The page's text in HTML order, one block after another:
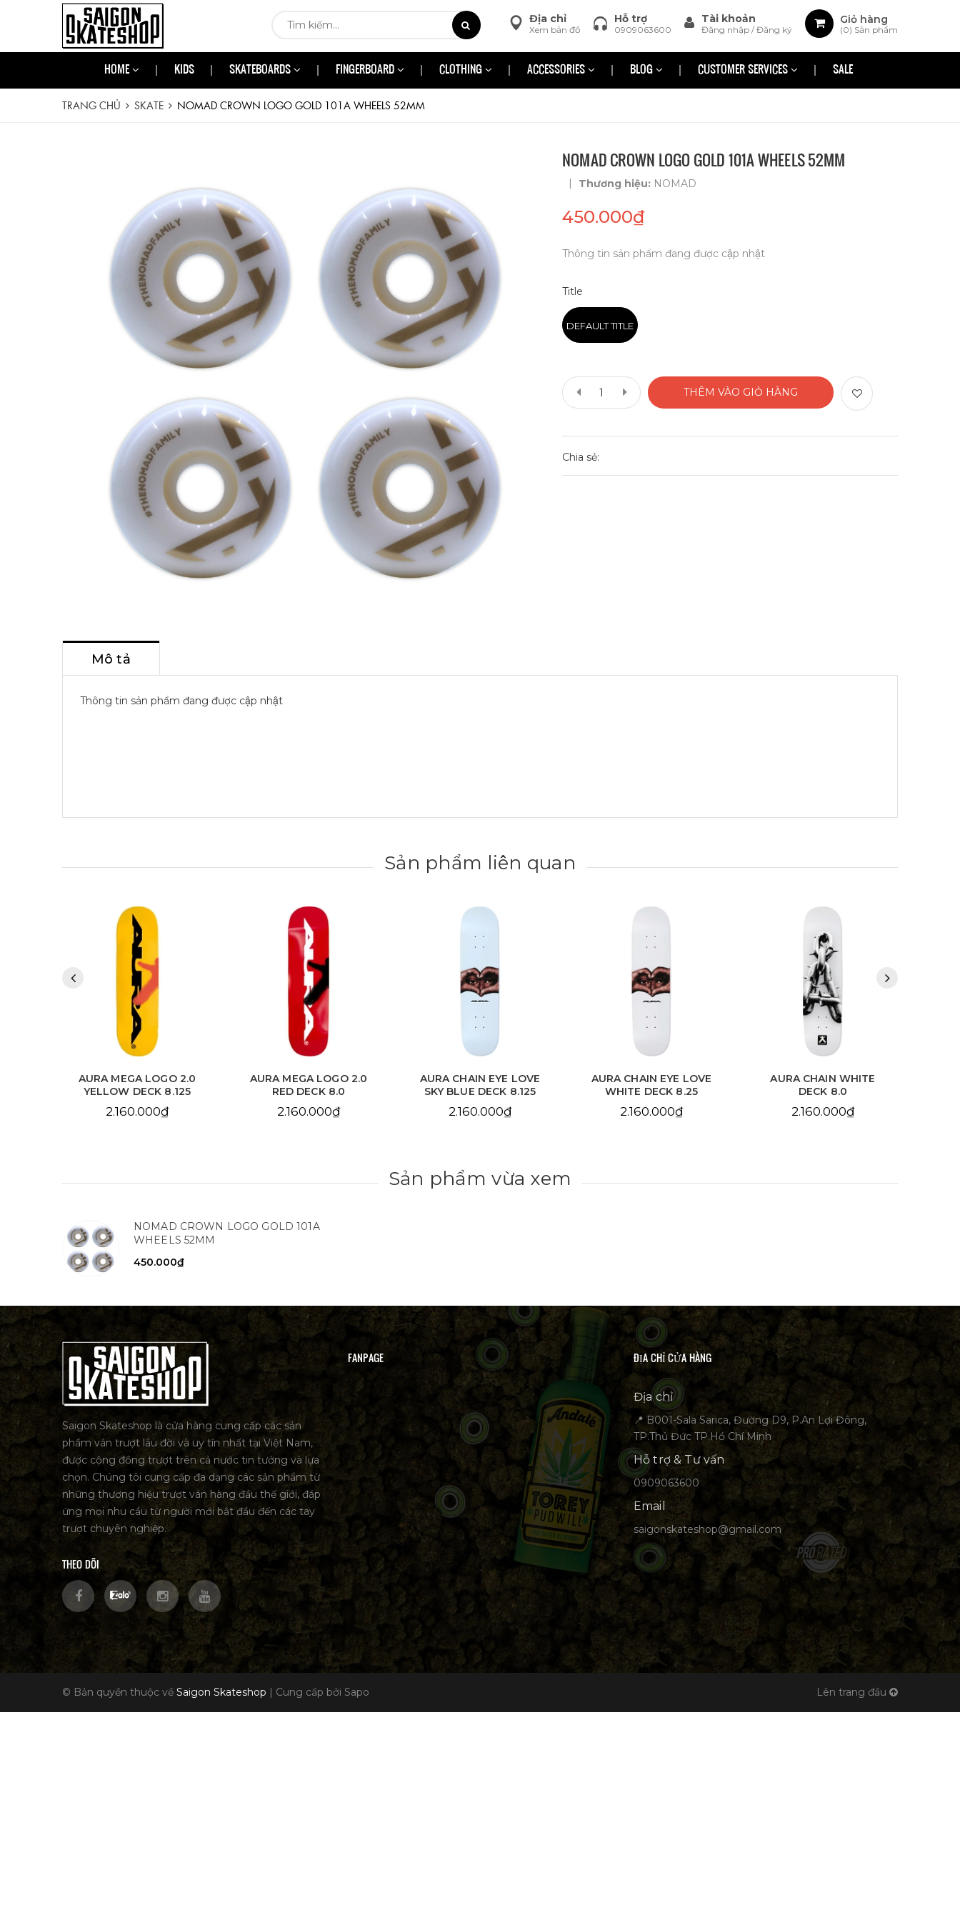
Giỏ hàng
(0) Sản phẩm
Tài khoản
Đăng nhập /Đăng ký
Hỗ trợ
0909063600
Địa chỉ
Xem bản đồ
HOME KIDS SKATEBOARDS FINGERBOARD CLOTHING ACCESSORIES BLOG CUSTOMER SERVICES SALE
TRANG CHỦ SKATE NOMAD CROWN LOGO GOLD 101A WHEELS 52MM
NOMAD CROWN LOGO GOLD 101A WHEELS 52MM
| Thương hiệu: NOMAD
450.000₫
Thông tin sản phẩm đang được cập nhật
Title
DEFAULT TITLE
THÊM VÀO GIỎ HÀNG
Chia sẻ:
Mô tả
Thông tin sản phẩm đang được cập nhật
Sản phẩm liên quan
AURA MEGA LOGO 2.0
RED DECK 8.0
2.160.000₫
AURA CHAIN EYE LOVE
SKY BLUE DECK 8.125
2.160.000₫
AURA CHAIN EYE LOVE
WHITE DECK 8.25
2.160.000₫
AURA CHAIN WHITE
DECK 8.0
2.160.000₫
AURA CHAIN YELLOW
DECK 8.25
2.160.000₫
Sản phẩm vừa xem
NOMAD CROWN LOGO GOLD 101A
WHEELS 52MM
450.000₫
Saigon Skateshop là cửa hàng cung cấp các sản
phẩm ván trượt lâu đời và uy tín nhất tại Việt Nam,
được cộng đồng trượt trên cả nước tin tưởng và lựa
chọn. Chúng tôi cung cấp đa dạng các sản phẩm từ
những thương hiệu trượt ván hàng đầu thế giới, đáp
ứng mọi nhu cầu từ người mới bắt đầu đến các tay
trượt chuyên nghiệp.
THEO DÕI
FANPAGE ĐỊA CHỈ CỬA HÀNG
Địa chỉ
📍 B001-Sala Sarica, Đường D9, P.An Lợi Đông,
TP.Thủ Đức TP.Hồ Chí Minh
Hỗ trợ & Tư vấn
0909063600
Email
saigonskateshop@gmail.com
© Bản quyền thuộc về Saigon Skateshop | Cung cấp bởi Sapo Lên trang đầu